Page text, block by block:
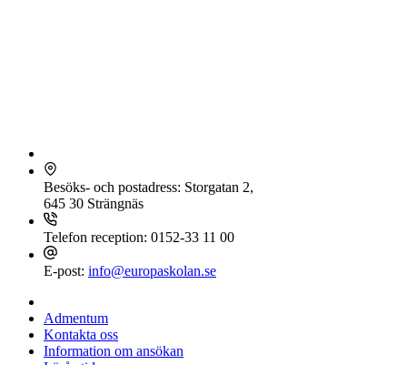
Besöks- och postadress: Storgatan 2,
645 30 Strängnäs
Telefon reception: 0152-33 11 00
E-post: info@europaskolan.se
Admentum
Kontakta oss
Information om ansökan